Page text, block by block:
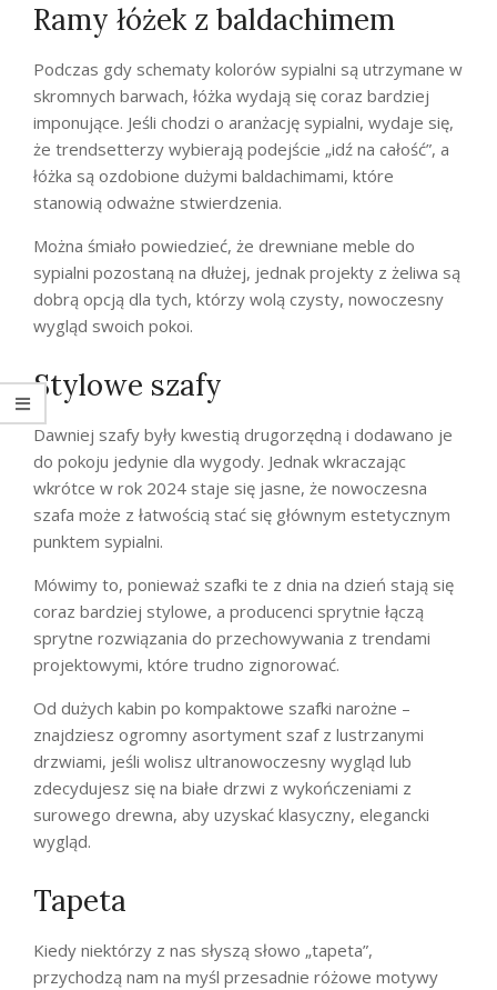
Ramy łóżek z baldachimem
Podczas gdy schematy kolorów sypialni są utrzymane w
skromnych barwach, łóżka wydają się coraz bardziej
imponujące. Jeśli chodzi o aranżację sypialni, wydaje się,
że trendsetterzy wybierają podejście „idź na całość”, a
łóżka są ozdobione dużymi baldachimami, które
stanowią odważne stwierdzenia.
Można śmiało powiedzieć, że drewniane meble do
sypialni pozostaną na dłużej, jednak projekty z żeliwa są
dobrą opcją dla tych, którzy wolą czysty, nowoczesny
wygląd swoich pokoi.
Stylowe szafy
Dawniej szafy były kwestią drugorzędną i dodawano je
do pokoju jedynie dla wygody. Jednak wkraczając
wkrótce w rok 2024 staje się jasne, że nowoczesna
szafa może z łatwością stać się głównym estetycznym
punktem sypialni.
Mówimy to, ponieważ szafki te z dnia na dzień stają się
coraz bardziej stylowe, a producenci sprytnie łączą
sprytne rozwiązania do przechowywania z trendami
projektowymi, które trudno zignorować.
Od dużych kabin po kompaktowe szafki narożne –
znajdziesz ogromny asortyment szaf z lustrzanymi
drzwiami, jeśli wolisz ultranowoczesny wygląd lub
zdecydujesz się na białe drzwi z wykończeniami z
surowego drewna, aby uzyskać klasyczny, elegancki
wygląd.
Tapeta
Kiedy niektórzy z nas słyszą słowo „tapeta”,
przychodzą nam na myśl przesadnie różowe motywy